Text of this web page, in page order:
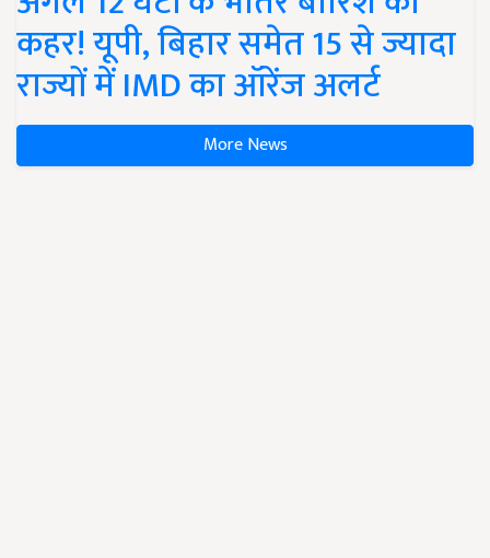
कहर! यूपी, बिहार समेत 15 से ज्यादा
राज्यों में IMD का ऑरेंज अलर्ट
More News